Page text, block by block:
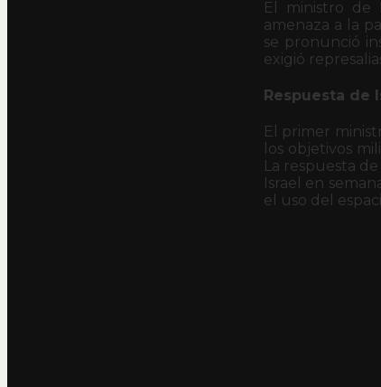
El ministro de
amenaza a la
se pronunció
exigió
Respuesta de
El primer
los objetivos
La respuesta
Israel en
el uso del